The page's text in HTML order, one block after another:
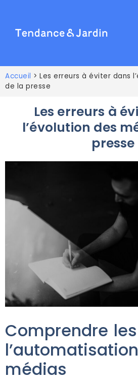
Accueil > Les erreurs à éviter dans
de la presse
Les erreurs à
l’évolution des
presse
Comprendre
médias